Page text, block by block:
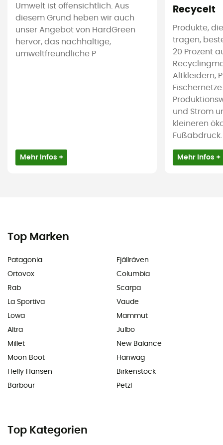
Umwelt ist offensichtlich. Aus
diesem Grund heben wir auch
unser Angebot von HardGreen
hervor, das nachhaltige,
umweltfreundliche P
Mehr Infos +
Recycelt
Produkte,
tragen,
20 Prozent
Altkleidern,
und Strom
kleineren
Fußabdruck.
Mehr Infos +
Top Marken
Patagonia
Ortovox
Rab
La Sportiva
Lowa
Altra
Millet
Moon Boot
Helly Hansen
Barbour
Fjällräven
Columbia
Scarpa
Vaude
Mammut
Julbo
New Balance
Hanwag
Birkenstock
Petzl
Top Kategorien